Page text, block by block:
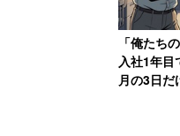
だ。待
都道府
めてい
「俺たち
入社1年
月の3日